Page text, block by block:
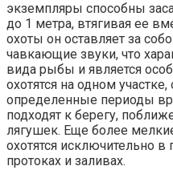
экземпляры способны
до 1 метра, втягивая ее
охоты он оставляет за
чавкающие звуки, что
вида рыбы и является
охотятся на одном
определенные периоды
подходят к берегу,
лягушек. Еще более
охотятся исключительно
протоках и заливах.